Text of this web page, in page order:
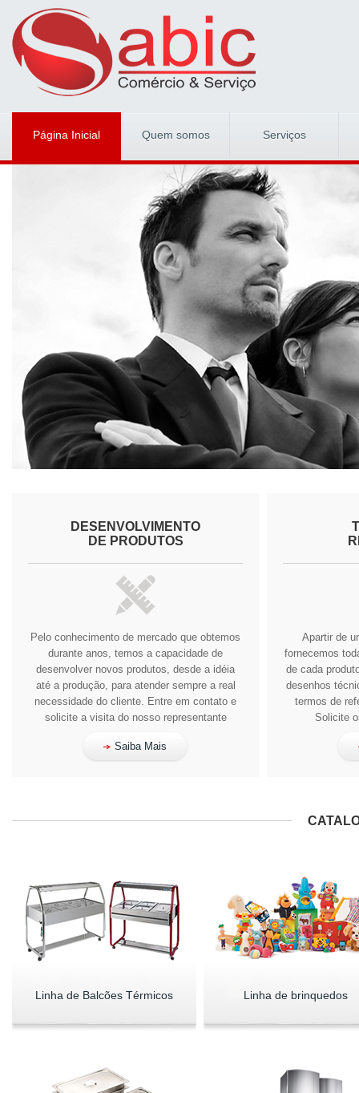
Página Inicial Quem somos Serviços
DESENVOLVIMENTO
DE PRODUTOS
Pelo conhecimento de mercado que obtemos
durante anos, temos a capacidade de
desenvolver novos produtos, desde a idéia
até a produção, para atender sempre a real
necessidade do cliente. Entre em contato e
solicite a visita do nosso representante
Saiba Mais
Apartir de
fornecemos
de cada
desenhos
termos de
Solicite
Linha de Balcões Térmicos Linha de brinquedos